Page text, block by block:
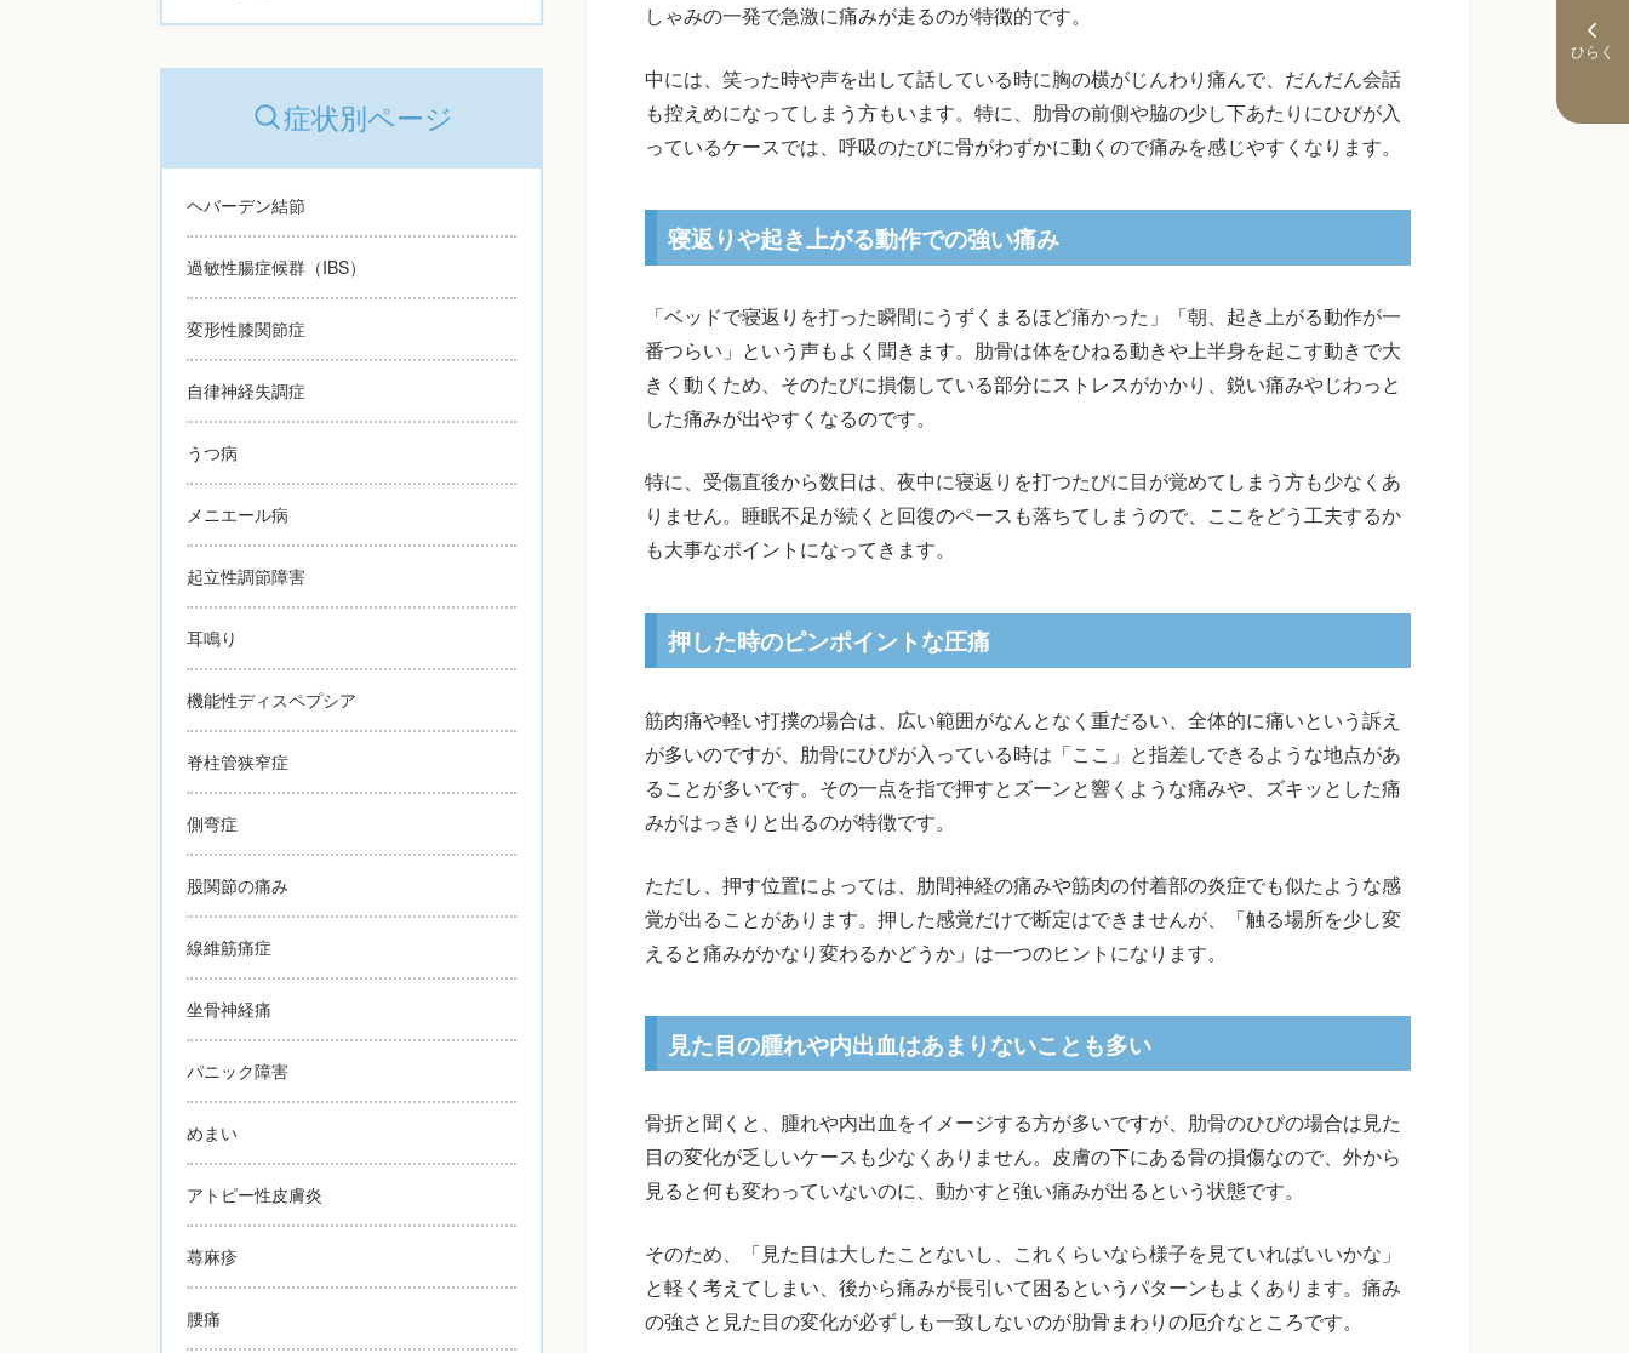
しゃみの一発で急激に痛みが走るのが特徴的です。
中には、笑った時や声を出して話している時に胸の横がじんわり痛んで、だんだん会話
も控えめになってしまう方もいます。特に、肋骨の前側や脇の少し下あたりにひびが入
っているケースでは、呼吸のたびに骨がわずかに動くので痛みを感じやすくなります。
寝返りや起き上がる動作での強い痛み
「ベッドで寝返りを打った瞬間にうずくまるほど痛かった」「朝、起き上がる動作が一
番つらい」という声もよく聞きます。肋骨は体をひねる動きや上半身を起こす動きで大
きく動くため、そのたびに損傷している部分にストレスがかかり、鋭い痛みやじわっと
した痛みが出やすくなるのです。
特に、受傷直後から数日は、夜中に寝返りを打つたびに目が覚めてしまう方も少なくあ
りません。睡眠不足が続くと回復のペースも落ちてしまうので、ここをどう工夫するか
も大事なポイントになってきます。
押した時のピンポイントな圧痛
筋肉痛や軽い打撲の場合は、広い範囲がなんとなく重だるい、全体的に痛いという訴え
が多いのですが、肋骨にひびが入っている時は「ここ」と指差しできるような地点があ
ることが多いです。その一点を指で押すとズーンと響くような痛みや、ズキッとした痛
みがはっきりと出るのが特徴です。
ただし、押す位置によっては、肋間神経の痛みや筋肉の付着部の炎症でも似たような感
覚が出ることがあります。押した感覚だけで断定はできませんが、「触る場所を少し変
えると痛みがかなり変わるかどうか」は一つのヒントになります。
見た目の腫れや内出血はあまりないことも多い
骨折と聞くと、腫れや内出血をイメージする方が多いですが、肋骨のひびの場合は見た
目の変化が乏しいケースも少なくありません。皮膚の下にある骨の損傷なので、外から
見ると何も変わっていないのに、動かすと強い痛みが出るという状態です。
そのため、「見た目は大したことないし、これくらいなら様子を見ていればいいかな」
と軽く考えてしまい、後から痛みが長引いて困るというパターンもよくあります。痛み
の強さと見た目の変化が必ずしも一致しないのが肋骨まわりの厄介なところです。
症状別ページ
ヘバーデン結節
過敏性腸症候群（IBS）
変形性膝関節症
自律神経失調症
うつ病
メニエール病
起立性調節障害
耳鳴り
機能性ディスペプシア
脊柱管狭窄症
側弯症
股関節の痛み
線維筋痛症
坐骨神経痛
パニック障害
めまい
アトピー性皮膚炎
蕁麻疹
腰痛